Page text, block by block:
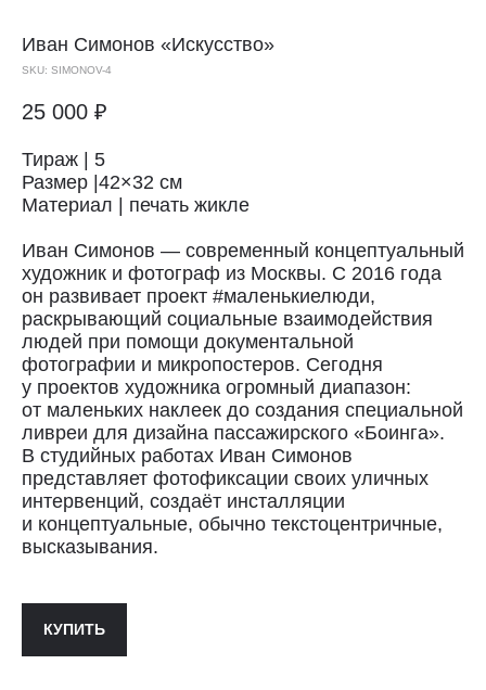
Иван Симонов «Искусство»
SKU: SIMONOV-4
25 000 ₽
Тираж | 5
Размер |42×32 см
Материал | печать жикле
Иван Симонов — современный концептуальный
художник и фотограф из Москвы. С 2016 года
он развивает проект #маленькиелюди,
раскрывающий социальные взаимодействия
людей при помощи документальной
фотографии и микропостеров. Сегодня
у проектов художника огромный диапазон:
от маленьких наклеек до создания специальной
ливреи для дизайна пассажирского «Боинга».
В студийных работах Иван Симонов
представляет фотофиксации своих уличных
интервенций, создаёт инсталляции
и концептуальные, обычно текстоцентричные,
высказывания.
КУПИТЬ
Доставка осуществляется курьерской
службой СДЭК за счёт покупателя.
Сроки доставки: 2−3 дня по Санкт-
Петербургу и 3−8 дней по России.
Самовывоз из магазина в Санкт-
Петербурге возможен
по предварительной договорённости
+7 (921) 433-35-93
ПОЛИТИКА КОНФИДЕНЦИАЛЬНОСТИ↗
Доставка